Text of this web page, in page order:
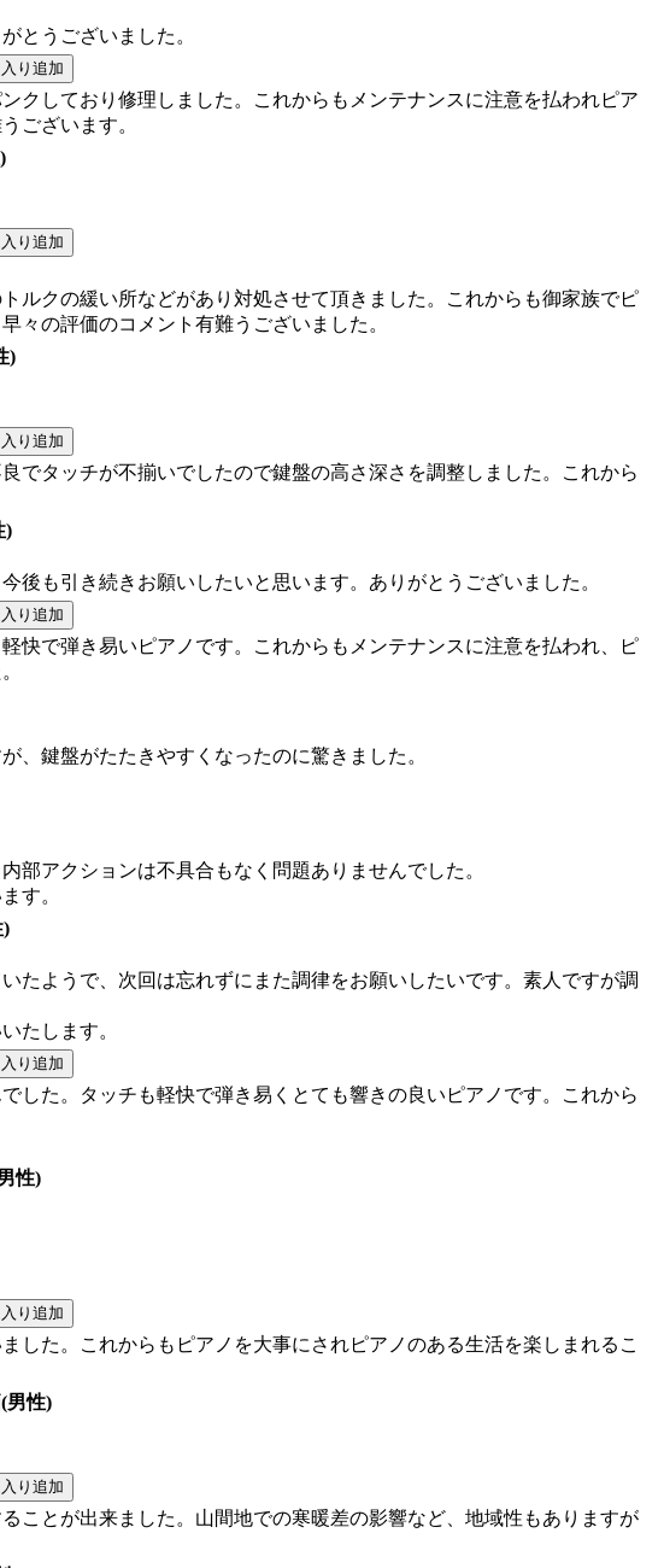
とうございました。
クしており修理しました。これからもメンテナンスに注意を払われピア
ございます。
ルクの緩い所などがあり対処させて頂きました。これからも御家族でピ
々の評価のコメント有難うございました。
)
でタッチが不揃いでしたので鍵盤の高さ深さを調整しました。これから
)
も引き続きお願いしたいと思います。ありがとうございました。
快で弾き易いピアノです。これからもメンテナンスに注意を払われ、ピ
、鍵盤がたたきやすくなったのに驚きました。
部アクションは不具合もなく問題ありませんでした。
す。
たようで、次回は忘れずにまた調律をお願いしたいです。素人ですが調
たします。
した。タッチも軽快で弾き易くとても響きの良いピアノです。これから
性)
した。これからもピアノを大事にされピアノのある生活を楽しまれるこ
男性)
ことが出来ました。山間地での寒暖差の影響など、地域性もありますが